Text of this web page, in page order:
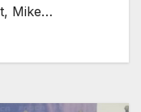
Mike…